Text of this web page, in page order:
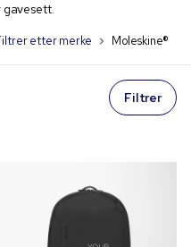
gavesett.
etter merke Moleskine®
Filtrer